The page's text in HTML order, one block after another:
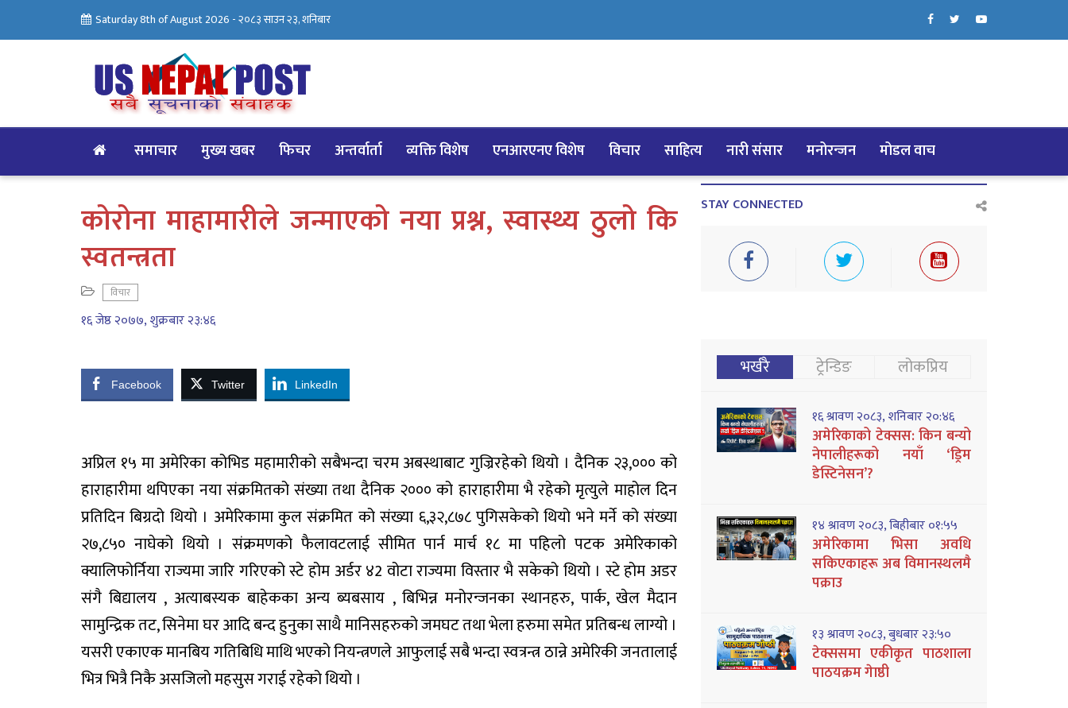
Saturday 8th of August 2026 -२०८३ साउन २३, शनिबार
समाचार मुख्य खबर फिचर अन्तर्वार्ता व्यक्ति विशेष एनआरएनए विशेष विचार साहित्य नारी संसार मनोरन्जन मोडल वाच
कोरोना माहामारीले जन्माएको नया प्रश्न, स्वास्थ्य ठुलो कि
स्वतन्त्रता
विचार
१६ जेष्ठ २०७७, शुक्रबार २३:४६
Facebook Twitter LinkedIn
अप्रिल १५ मा अमेरिका कोभिड महामारीको सबैभन्दा चरम अबस्थाबाट गुज्रिरहेको थियो । दैनिक २३,००० को
हाराहारीमा थपिएका नया संक्रमितको संख्या तथा दैनिक २००० को हाराहारीमा भै रहेको मृत्युले माहोल दिन
प्रतिदिन बिग्रदो थियो । अमेरिकामा कुल संक्रमित को संख्या ६,३२,८७८ पुगिसकेको थियो भने मर्ने को संख्या
२७,८५० नाघेको थियो । संक्रमणको फैलावटलाई सीमित पार्न मार्च १८ मा पहिलो पटक अमेरिकाको
क्यालिफोर्निया राज्यमा जारि गरिएको स्टे होम अर्डर ४2 वोटा राज्यमा विस्तार भै सकेको थियो । स्टे होम अडर
संगै बिद्यालय , अत्याबस्यक बाहेकका अन्य ब्यबसाय , बिभिन्न मनोरन्जनका स्थानहरु, पार्क, खेल मैदान
सामुन्द्रिक तट, सिनेमा घर आदि बन्द हुनुका साथै मानिसहरुको जमघट तथा भेला हरुमा समेत प्रतिबन्ध लाग्यो ।
यसरी एकाएक मानबिय गतिबिधि माथि भएको नियन्त्रणले आफुलाई सबै भन्दा स्वत्रन्त्र ठान्ने अमेरिकी जनतालाई
भित्र भित्रै निकै असजिलो महसुस गराई रहेको थियो ।
STAY CONNECTED
भर्खरै ट्रेन्डिङ लोकप्रिय
१६ श्रावण २०८३, शनिबार २०:४६
अमेरिकाको टेक्सस: किन बन्यो
नेपालीहरूको नयाँ ‘ड्रिम
डेस्टिनेसन’?
१४ श्रावण २०८३, बिहीबार ०१:५५
अमेरिकामा भिसा अवधि
सकिएकाहरू अब विमानस्थलमै
पक्राउ
१३ श्रावण २०८३, बुधबार २३:५०
टेक्ससमा एकीकृत पाठशाला
पाठयक्रम गेाष्ठी